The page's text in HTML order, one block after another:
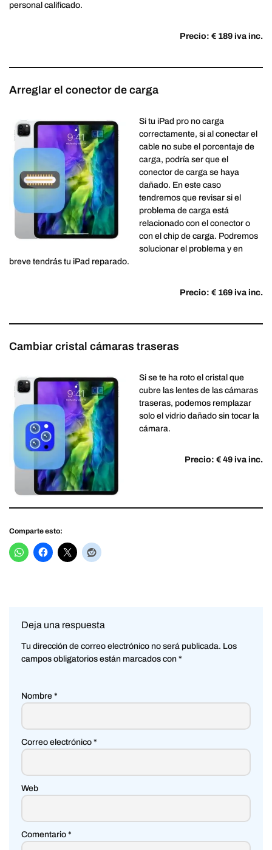
personal calificado.
Precio: € 189 iva inc.
Arreglar el conector de carga
Si tu iPad pro no carga
correctamente, si al conectar el
cable no sube el porcentaje de
carga, podría ser que el
conector de carga se haya
dañado. En este caso
tendremos que revisar si el
problema de carga está
relacionado con el conector o
con el chip de carga. Podremos
solucionar el problema y en
breve tendrás tu iPad reparado.
Precio: € 169 iva inc.
Cambiar cristal cámaras traseras
Si se te ha roto el cristal que
cubre las lentes de las cámaras
traseras, podemos remplazar
solo el vidrio dañado sin tocar la
cámara.
Precio: € 49 iva inc.
Comparte esto:
Deja una respuesta
Tu dirección de correo electrónico no será publicada. Los
campos obligatorios están marcados con *
Nombre *
Correo electrónico *
Web
Comentario *